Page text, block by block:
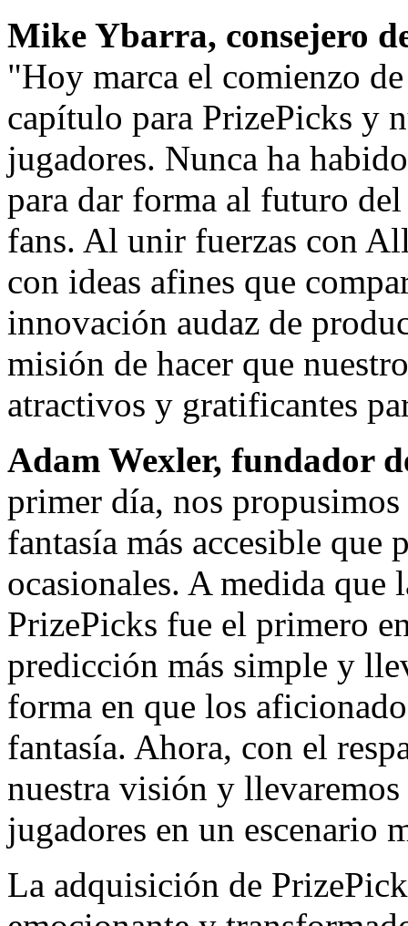
Mike Ybarra, consejero
"Hoy marca el comienzo
capítulo para PrizePicks y
jugadores. Nunca ha
para dar forma al futuro
fans. Al unir fuerzas con
con ideas afines que
innovación audaz de
misión de hacer que
atractivos y gratificantes
Adam Wexler, fundador
primer día, nos
fantasía más accesible que
ocasionales. A medida
PrizePicks fue el primero
predicción más simple y
forma en que los
fantasía. Ahora, con el
nuestra visión y llevaremos
jugadores en un escenario
La adquisición de